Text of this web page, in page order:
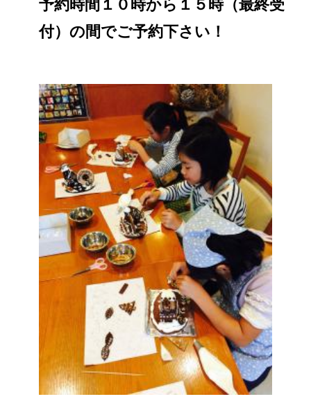
予約時間１０時から１５時（最終受
付）の間でご予約下さい！